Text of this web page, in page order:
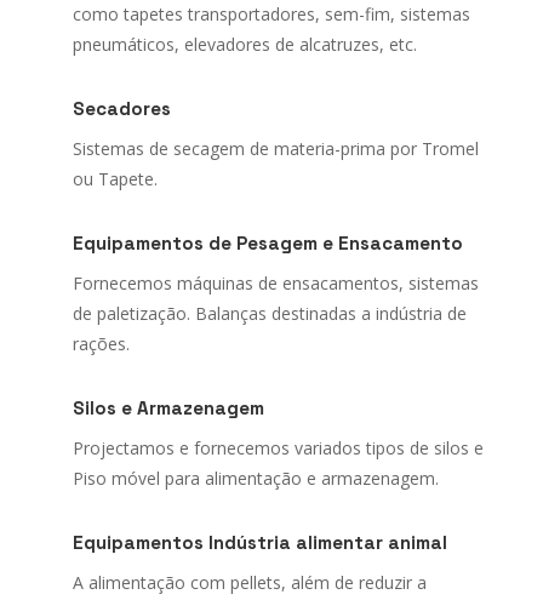
como tapetes transportadores, sem-fim, sistemas
pneumáticos, elevadores de alcatruzes, etc.
Secadores
Sistemas de secagem de materia-prima por Tromel
ou Tapete.
Equipamentos de Pesagem e Ensacamento
Fornecemos máquinas de ensacamentos, sistemas
de paletização. Balanças destinadas a indústria de
rações.
Silos e Armazenagem
Projectamos e fornecemos variados tipos de silos e
Piso móvel para alimentação e armazenagem.
Equipamentos Indústria alimentar animal
A alimentação com pellets, além de reduzir a